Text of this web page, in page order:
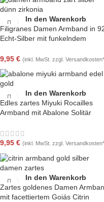
In den Warenkorb
Filigranes Damen Armband in
Echt-Silber mit funkelndem
9,95 € (inkl. MwSt. zzgl.
In den Warenkorb
Edles zartes Miyuki Rocailles
Armband mit Abalone Solitär
9,95 € (inkl. MwSt. zzgl.
In den Warenkorb
Zartes goldenes Damen
mit facettiertem Goiás Citrin